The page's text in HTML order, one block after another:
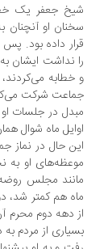
جعفر یک خطیب
او آنچنان به او
داده بود. پس از
نداشت ایشان به
می‌کردند، به
شرکت می‌کردند.
در جلسات او
ماه شوال همان
حال در نماز جماعت
او به نحوی
مجلس روضه،
هم کمتر شد، دوباره
دهه دوم محرم آن سال
از مردم به دیدار